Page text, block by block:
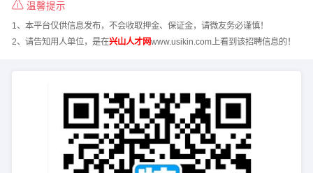
温馨提示
1、本平台仅供信息发布，不会收取押金、保证金，请微友务必谨慎！
2、请告知用人单位，是在兴山人才网www.usikin.com上看到该招聘信息的！